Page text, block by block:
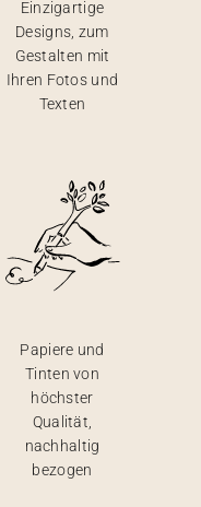
Einzigartige
Designs, zum
Gestalten mit
Ihren Fotos und
Texten
Papiere und
Tinten von
höchster
Qualität,
nachhaltig
bezogen